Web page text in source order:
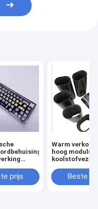
voor
prijs
Warm verkoop
hoog modulus
koolstofvezel
Beste